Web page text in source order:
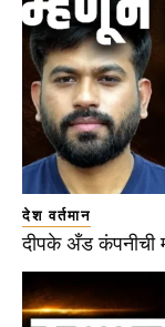
देश वर्तमान
दीपके अँड कंपनीची